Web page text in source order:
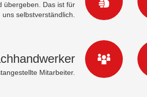
übergeben. Das ist für
uns selbstverständlich.
Mitarbeiter.